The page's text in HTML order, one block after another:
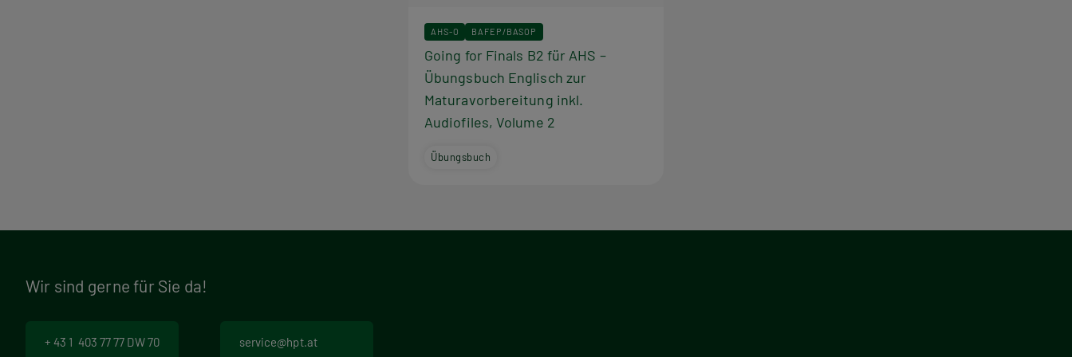
AHS-O BAFEP/BASOP
Going for Finals B2 für AHS –
Übungsbuch Englisch zur
Maturavorbereitung inkl.
Audiofiles, Volume 2
Übungsbuch
Wir sind gerne für Sie da!
+ 43 1 403 77 77 DW 70 service@hpt.at